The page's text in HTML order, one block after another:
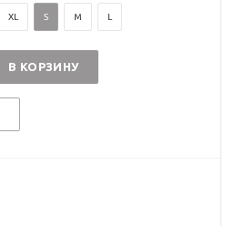
XL S M L
В КОРЗИНУ